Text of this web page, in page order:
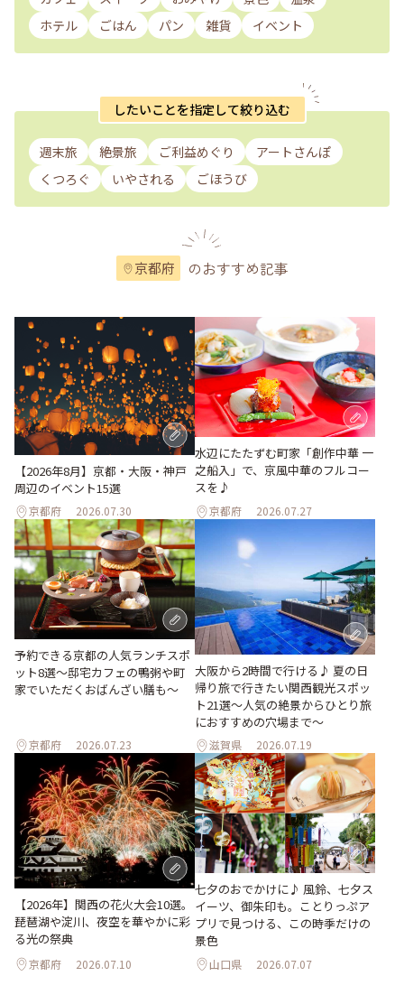
ホテル
ごはん パン 雑貨 イベント
したいことを指定して絞り込む
週末旅 絶景旅 ご利益めぐり
アートさんぽ
くつろぐ
いやされる ごほうび
京都府 のおすすめ記事
【2026年8月】京都・大阪・神戸
周辺のイベント15選
京都府 2026.07.30
水辺にたたずむ町家「創作中華 一
之船入」で、京風中華のフルコー
スを♪
京都府 2026.07.27
予約できる京都の人気ランチスポ
ット8選～邸宅カフェの鴨粥や町
家でいただくおばんざい膳も～
京都府 2026.07.23
大阪から2時間で行ける♪ 夏の日
帰り旅で行きたい関西観光スポッ
ト21選～人気の絶景からひとり旅
におすすめの穴場まで～
滋賀県 2026.07.19
【2026年】関西の花火大会10選。
琵琶湖や淀川、夜空を華やかに彩
る光の祭典
京都府 2026.07.10
七夕のおでかけに♪ 風鈴、七夕ス
イーツ、御朱印も。ことりっぷア
プリで見つける、この時季だけの
景色
山口県 2026.07.07